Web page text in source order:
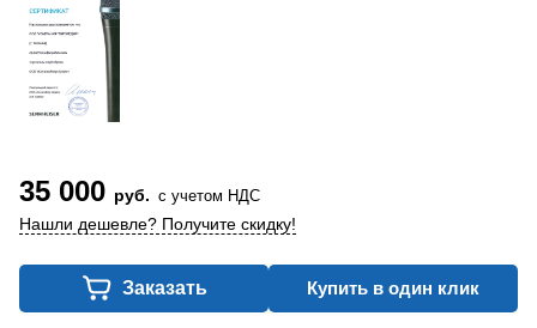
35 000 руб. с учетом НДС
Нашли дешевле? Получите скидку!
Заказать Купить в один клик